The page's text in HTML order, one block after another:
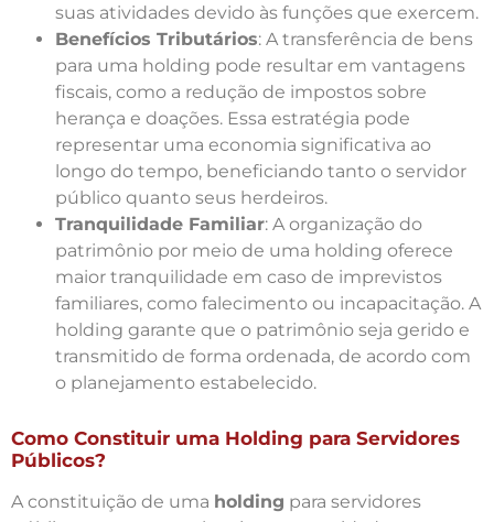
suas atividades devido às funções que exercem.
Benefícios Tributários: A transferência de bens
para uma holding pode resultar em vantagens
fiscais, como a redução de impostos sobre
herança e doações. Essa estratégia pode
representar uma economia significativa ao
longo do tempo, beneficiando tanto o servidor
público quanto seus herdeiros.
Tranquilidade Familiar: A organização do
patrimônio por meio de uma holding oferece
maior tranquilidade em caso de imprevistos
familiares, como falecimento ou incapacitação. A
holding garante que o patrimônio seja gerido e
transmitido de forma ordenada, de acordo com
o planejamento estabelecido.
Como Constituir uma Holding para Servidores
Públicos?
A constituição de uma holding para servidores